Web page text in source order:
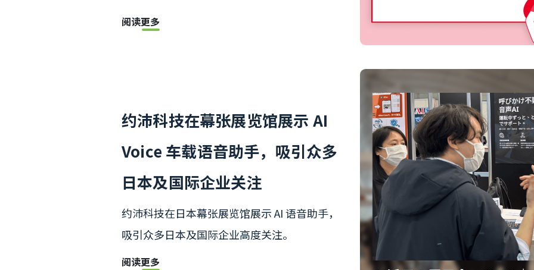
阅读更多
约沛科技在幕张展览馆展示 AI
Voice 车载语音助手，吸引众多
日本及国际企业关注
约沛科技在日本幕张展览馆展示 AI 语音助手，
吸引众多日本及国际企业高度关注。
阅读更多